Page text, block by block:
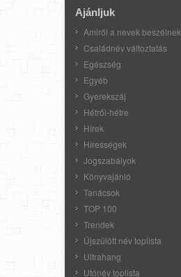
Ajánljuk
Amiről a nevek beszélnek
Családnév változtatás
Egészség
Egyéb
Gyerekszáj
Hétről-hétre
Hírek
Hírességek
Jogszabályok
Könyvajánló
Tanácsok
TOP 100
Trendek
Újszülött név toplista
Ultrahang
Utónév toplista